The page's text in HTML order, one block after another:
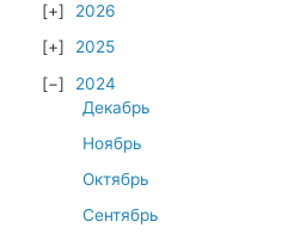
2026
2025
2024
Декабрь
Ноябрь
Октябрь
Сентябрь